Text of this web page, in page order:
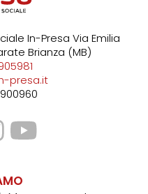
In-Presa Via Emilia
Brianza (MB)
presa.it